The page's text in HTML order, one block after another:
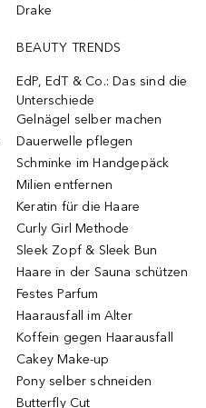
Drake
BEAUTY TRENDS
EdP, EdT & Co.: Das sind die
Unterschiede
Gelnägel selber machen
Dauerwelle pflegen
Schminke im Handgepäck
Milien entfernen
Keratin für die Haare
Curly Girl Methode
Sleek Zopf & Sleek Bun
Haare in der Sauna schützen
Festes Parfum
Haarausfall im Alter
Koffein gegen Haarausfall
Cakey Make-up
Pony selber schneiden
Butterfly Cut